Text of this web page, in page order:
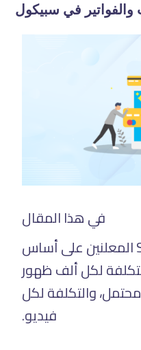
والفواتير في سبيكول
في هذا المقال
تحاسب منصة Speakol المعلنين على أساس
لكل ألف ظهور
والتكلفة لكل
فيديو.